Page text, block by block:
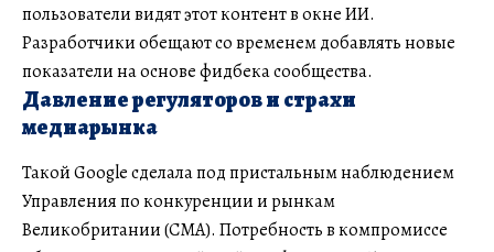
пользователи видят этот контент в окне ИИ.
Разработчики обещают со временем добавлять новые
показатели на основе фидбека сообщества.
Давление регуляторов и страхи
медиарынка
Такой Google сделала под пристальным наблюдением
Управления по конкуренции и рынкам
Великобритании (CMA). Потребность в компромиссе